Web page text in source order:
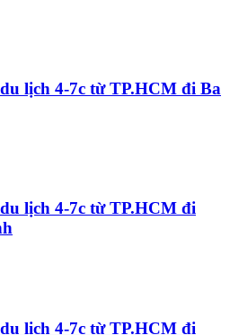
lịch 4-7c từ TP.HCM đi Ba
lịch 4-7c từ TP.HCM đi
lịch 4-7c từ TP.HCM đi